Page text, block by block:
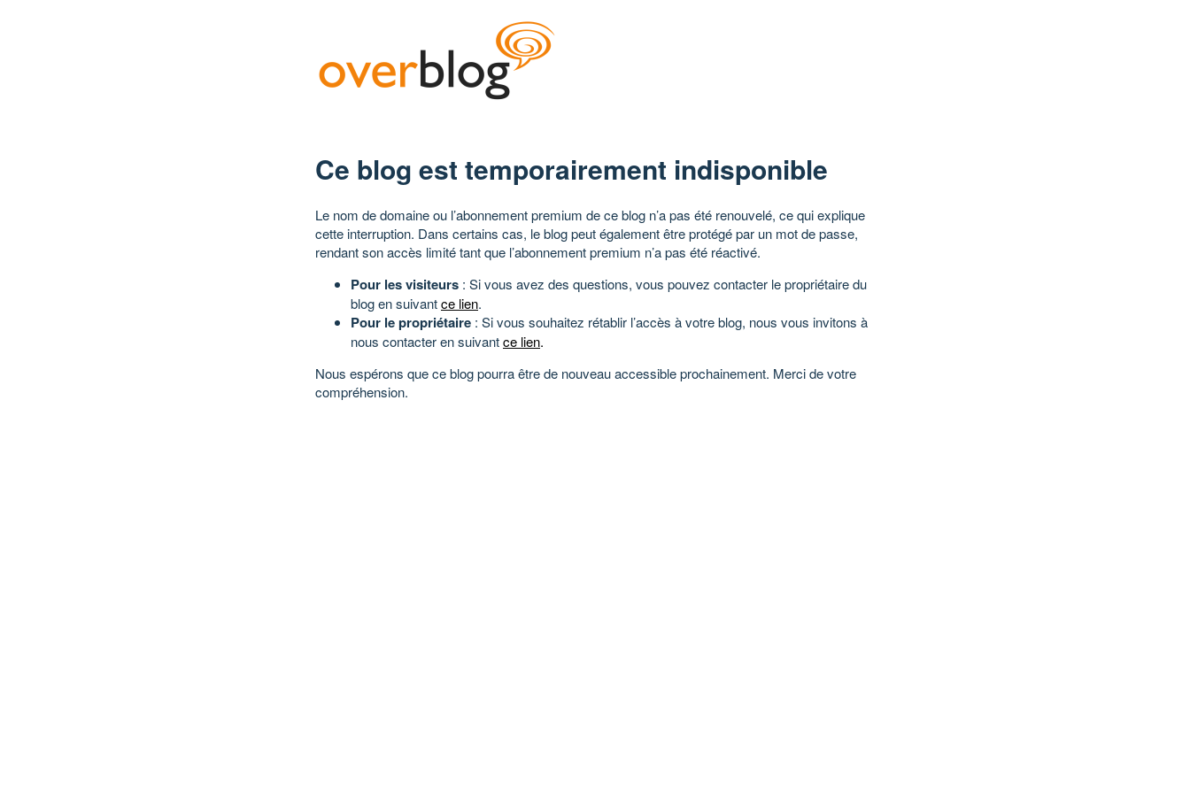
Ce blog est temporairement indisponible
Le nom de domaine ou l’abonnement premium de ce blog n’a pas été renouvelé, ce qui explique
cette interruption. Dans certains cas, le blog peut également être protégé par un mot de passe,
rendant son accès limité tant que l’abonnement premium n’a pas été réactivé.
Pour les visiteurs : Si vous avez des questions, vous pouvez contacter le propriétaire du
blog en suivantce lien.
Pour le propriétaire : Si vous souhaitez rétablir l’accès à votre blog, nous vous invitons à
nous contacter en suivantce lien.
Nous espérons que ce blog pourra être de nouveau accessible prochainement. Merci de votre
compréhension.